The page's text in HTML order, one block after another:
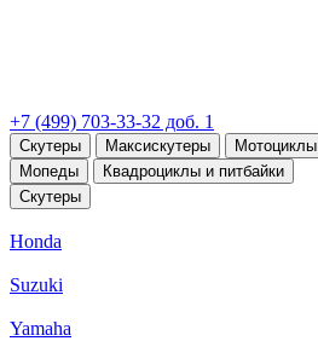
+7 (499) 703-33-32 доб. 1
Скутеры Максискутеры Мотоциклы
Мопеды
Квадроциклы и питбайки
Скутеры
Honda
Suzuki
Yamaha